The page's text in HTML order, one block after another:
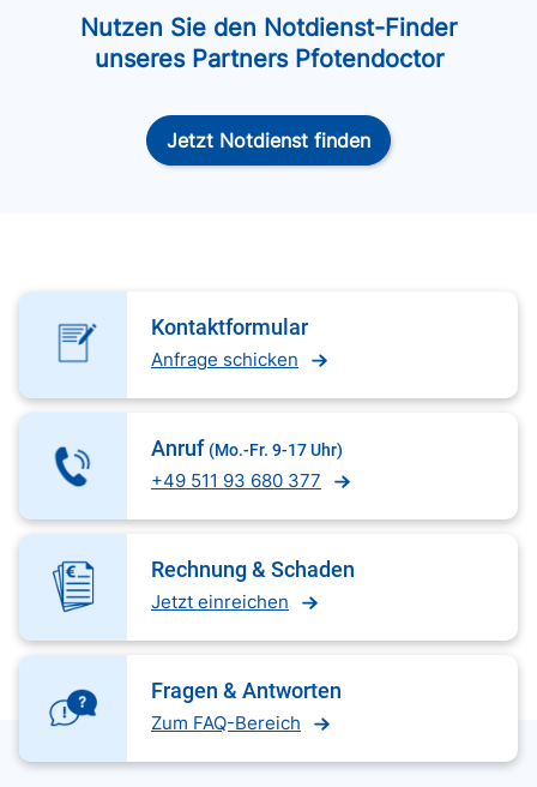
Nutzen Sie den Notdienst-Finder
unseres Partners Pfotendoctor
Jetzt Notdienst finden
Kontaktformular
Anfrage schicken
Anruf (Mo.-Fr. 9-17 Uhr)
+49 511 93 680 377
Rechnung & Schaden
Jetzt einreichen
Fragen & Antworten
Zum FAQ-Bereich